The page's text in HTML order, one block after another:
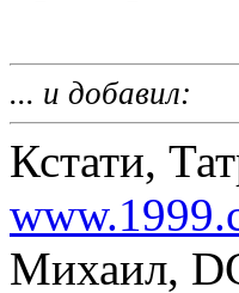
... и добавил:
Кстати,
Михаил,